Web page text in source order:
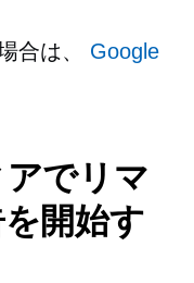
合は、 Google
でリマ
開始す